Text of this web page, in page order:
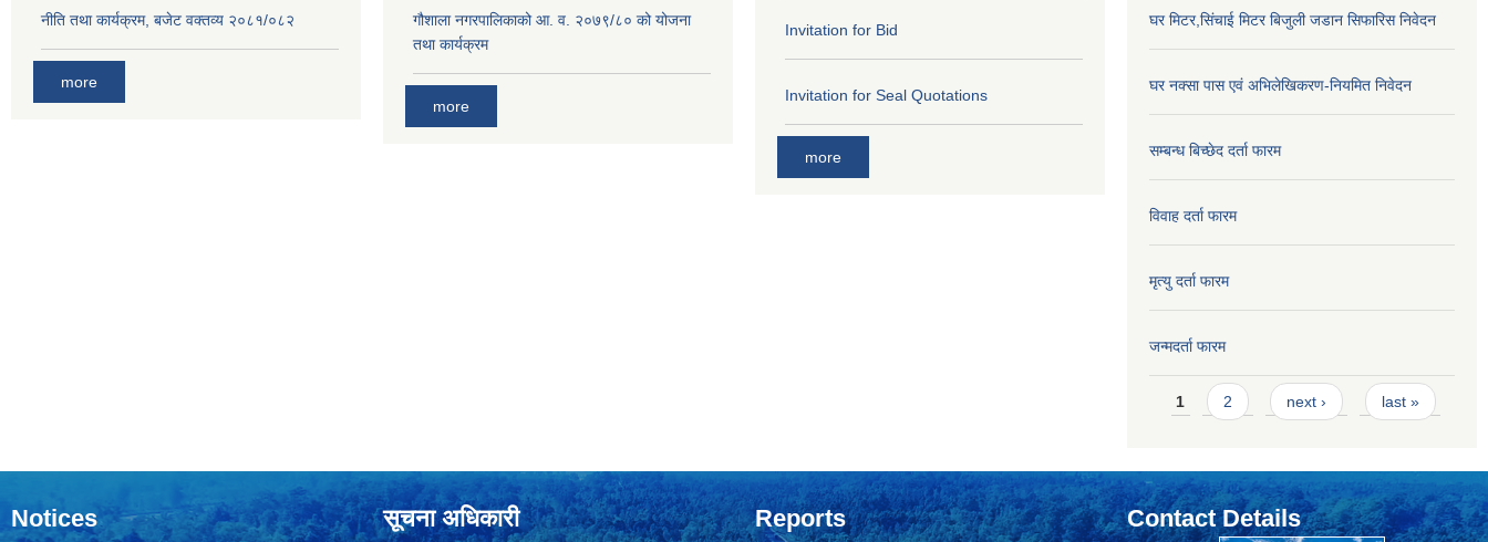
नीति तथा कार्यक्रम, बजेट वक्तव्य २०८१/०८२
more
गौशाला नगरपालिकाको आ. व. २०७९/८० को योजना
तथा कार्यक्रम
more
Invitation for Bid
Invitation for Seal Quotations
more
घर मिटर,सिंचाई मिटर बिजुली जडान सिफारिस निवेदन
घर नक्सा पास एवं अभिलेखिकरण-नियमित निवेदन
सम्बन्ध बिच्छेद दर्ता फारम
विवाह दर्ता फारम
मृत्यु दर्ता फारम
जन्मदर्ता फारम
Pages
1 2 next › last »
Notices सूचना अधिकारी Reports Contact Details